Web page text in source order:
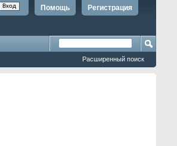
Регистрация
Помощь
Расширенный поиск